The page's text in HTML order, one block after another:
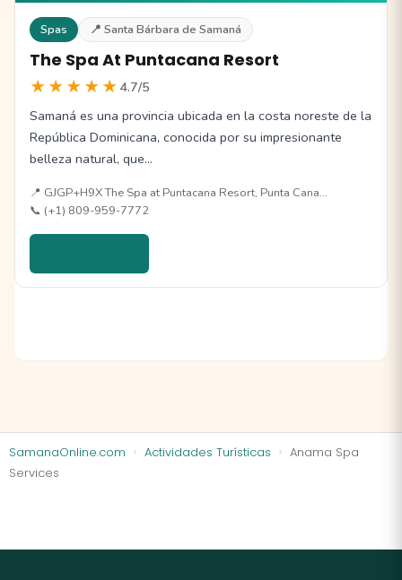
Spas 📍 Santa Bárbara de Samaná
The Spa At Puntacana Resort
★★★★★ 4.7/5
Samaná es una provincia ubicada en la costa noreste de la
República Dominicana, conocida por su impresionante
belleza natural, que…
📍 GJGP+H9X The Spa at Puntacana Resort, Punta Cana…
📞 (+1) 809-959-7772
SamanaOnline.com Actividades Turísticas
Anama Spa
Services